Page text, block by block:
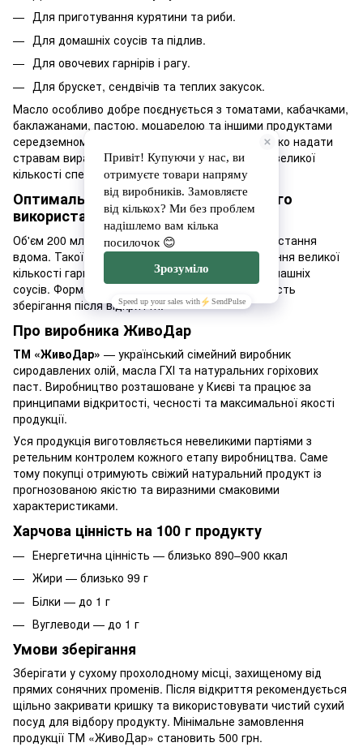
Для приготування курятини та риби.
Для домашніх соусів та підлив.
Для овочевих гарнірів і рагу.
Для брускет, сендвічів та теплих закусок.
Масло особливо добре поєднується з томатами, кабачками,
баклажанами, пастою, моцарелою та іншими продуктами
середземноморської кухні. Воно дозволяє швидко надати
стравам виразного аромату без використання великої
кількості спецій.
Оптимальний формат для регулярного
використання
Об'єм 200 мл підходить для регулярного використання
вдома. Такої баночки вистачить для приготування великої
кількості гарнірів, пасти, овочевих страв та домашніх
соусів. Формат поєднує економічність та зручність
зберігання після відкриття.
Про виробника ЖивоДар
ТМ «ЖивоДар» — український сімейний виробник
сиродавлених олій, масла ГХІ та натуральних горіхових
паст. Виробництво розташоване у Києві та працює за
принципами відкритості, чесності та максимальної якості
продукції.
Уся продукція виготовляється невеликими партіями з
ретельним контролем кожного етапу виробництва. Саме
тому покупці отримують свіжий натуральний продукт із
прогнозованою якістю та виразними смаковими
характеристиками.
Харчова цінність на 100 г продукту
Енергетична цінність — близько 890–900 ккал
Жири — близько 99 г
Білки — до 1 г
Вуглеводи — до 1 г
Умови зберігання
Зберігати у сухому прохолодному місці, захищеному від
прямих сонячних променів. Після відкриття рекомендується
щільно закривати кришку та використовувати чистий сухий
посуд для відбору продукту. Мінімальне замовлення
продукції ТМ «ЖивоДар» становить 500 грн.